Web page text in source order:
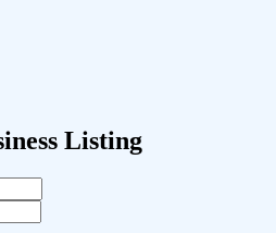
Listing